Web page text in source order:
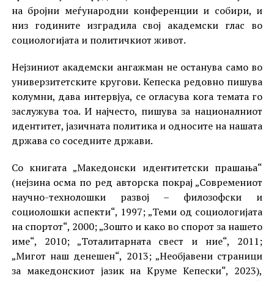
на бројни меѓународни конференции и собири, и
низ годините изградила свој академски глас во
социологијата и политичкиот живот.
Нејзиниот академски ангажман не останува само во
универзитетските кругови. Кепеска редовно пишува
колумни, дава интервјуа, се огласува кога темата го
заслужува тоа. И најчесто, пишува за националниот
идентитет, јазичната политика и односите на нашата
држава со соседните држави.
Со книгата „Македонски идентитетски прашања“
(нејзина осма по ред авторска покрај „Современиот
научно-технолошки развој – филозофски и
социолошки аспекти“, 1997; „Теми од социологијата
на спортот“, 2000; „Зошто и како во спорот за нашето
име“, 2010; „Тоталитарната свест и ние“, 2011;
„Мигот наш денешен“, 2013; „Необјавени страници
за македонскиот јазик на Круме Кепески“, 2023),